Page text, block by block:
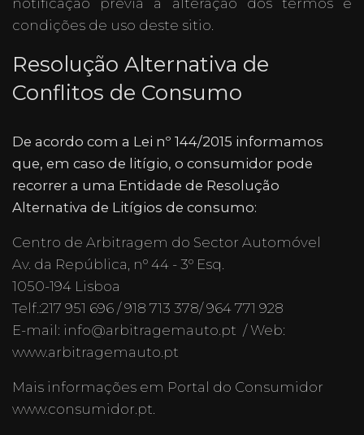
notificação previa a alteração dos termos e
condições de uso deste sitio.
Resolução Alternativa de
Conflitos de Consumo
De acordo com a Lei nº 144/2015 informamos
que, em caso de litígio, o consumidor pode
recorrer a uma Entidade de Resolução
Alternativa de Litígios de consumo:
Centro de Arbitragem do Sector Automóvel
Av. da República, nº 44 - 3º Esq.
1050-194 Lisboa
Telf.:217 951 696 / 918 713 378/ 964 771 928
E-mail: info@arbitragemauto.pt / Web:
www.arbitragemauto.pt
Mais informações em Portal do Consumidor
www.consumidor.pt.